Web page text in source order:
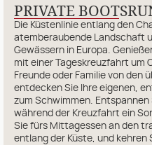
PRIVATE
Die Küstenlinie entlang den
atemberaubende Landschaft
Gewässern in Europa.
mit einer Tageskreuzfahrt um
Freunde oder Familie von den
entdecken Sie Ihre eigenen,
zum Schwimmen. Entspannen
während der Kreuzfahrt ein
Sie fürs Mittagessen an den
entlang der Küste, und kehren